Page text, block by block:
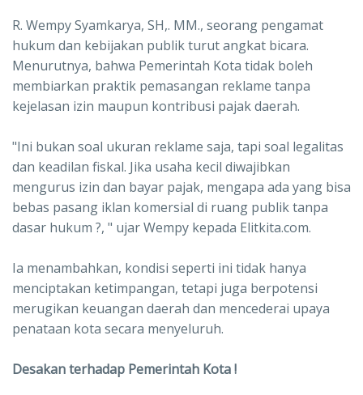
R. Wempy Syamkarya, SH,. MM., seorang pengamat
hukum dan kebijakan publik turut angkat bicara.
Menurutnya, bahwa Pemerintah Kota tidak boleh
membiarkan praktik pemasangan reklame tanpa
kejelasan izin maupun kontribusi pajak daerah.
"Ini bukan soal ukuran reklame saja, tapi soal legalitas
dan keadilan fiskal. Jika usaha kecil diwajibkan
mengurus izin dan bayar pajak, mengapa ada yang bisa
bebas pasang iklan komersial di ruang publik tanpa
dasar hukum ?, " ujar Wempy kepada Elitkita.com.
Ia menambahkan, kondisi seperti ini tidak hanya
menciptakan ketimpangan, tetapi juga berpotensi
merugikan keuangan daerah dan mencederai upaya
penataan kota secara menyeluruh.
Desakan terhadap Pemerintah Kota !